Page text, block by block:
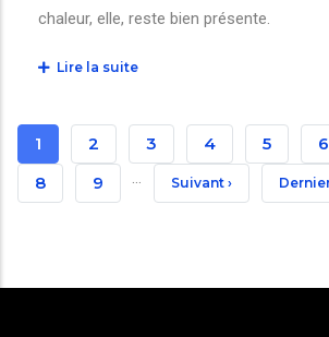
chaleur, elle, reste bien présente.
Lire la suite
Pagination
Page
Courante
1 Page
2 Page
3 Page
4 Page
5 6
Page
8 Page
9 … Page
Suivant ›